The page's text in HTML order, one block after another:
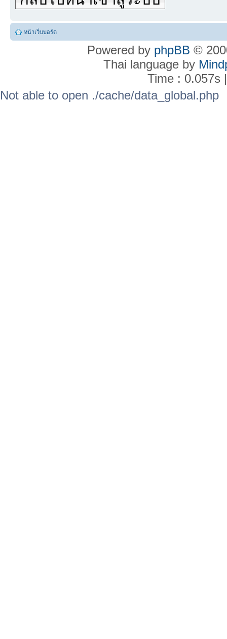
หน้าเว็บบอร์ด
Powered by phpBB ©
Thai language by
Time : 0.057s
Not able to open ./cache/data_global.php